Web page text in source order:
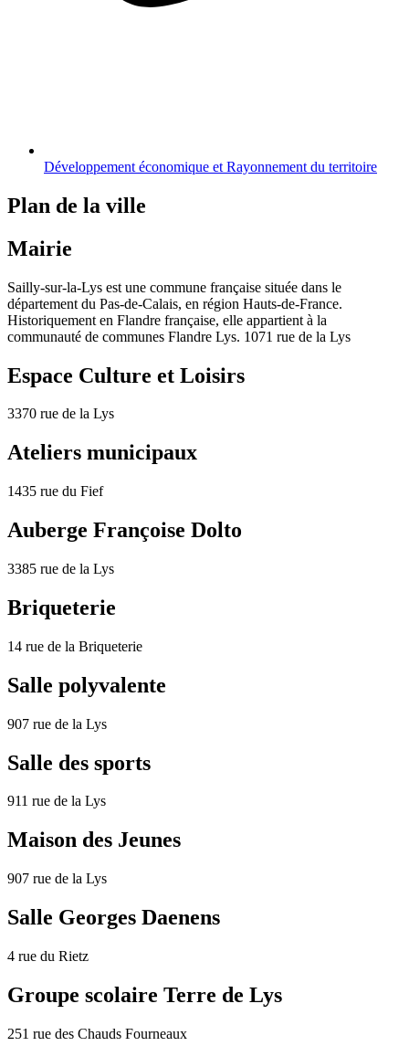
Développement économique et Rayonnement du territoire
Plan de la ville
Mairie
Sailly-sur-la-Lys est une commune française située dans le
département du Pas-de-Calais, en région Hauts-de-France.
Historiquement en Flandre française, elle appartient à la
communauté de communes Flandre Lys. 1071 rue de la Lys
Espace Culture et Loisirs
3370 rue de la Lys
Ateliers municipaux
1435 rue du Fief
Auberge Françoise Dolto
3385 rue de la Lys
Briqueterie
14 rue de la Briqueterie
Salle polyvalente
907 rue de la Lys
Salle des sports
911 rue de la Lys
Maison des Jeunes
907 rue de la Lys
Salle Georges Daenens
4 rue du Rietz
Groupe scolaire Terre de Lys
251 rue des Chauds Fourneaux